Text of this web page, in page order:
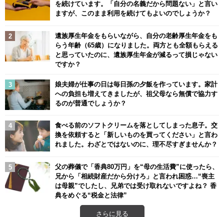
を続けています。「自分の名義だから問題ない」と言い
ますが、このまま利用を続けてもよいのでしょうか？
遺族厚生年金をもらいながら、自分の老齢厚生年金をも
らう年齢（65歳）になりました。両方とも全額もらえる
と思っていたのに、遺族厚生年金が減るって損じゃない
ですか？
娘夫婦が仕事の日は毎日孫の夕飯を作っています。家計
への負担も増えてきましたが、祖父母なら無償で協力す
るのが普通でしょうか？
食べる前のソフトクリームを落としてしまった息子。交
換を依頼すると「新しいものを買ってください」と言わ
れました。わざとではないのに、理不尽すぎませんか？
父の葬儀で「香典80万円」を“母の生活費”に使ったら、
兄から「相続財産だから分けろ」と言われ困惑…“喪主
は母親”でしたし、兄弟では受け取れないですよね？ 香
典をめぐる“税金と法律”
さらに見る